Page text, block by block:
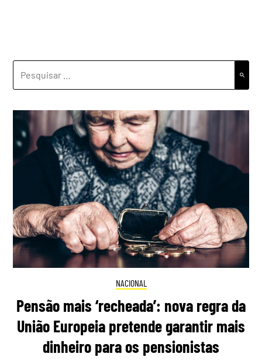
NACIONAL
Pensão mais ‘recheada’: nova regra da
União Europeia pretende garantir mais
dinheiro para os pensionistas